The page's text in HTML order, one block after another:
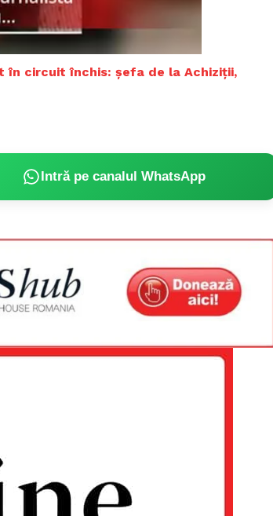
Proiecte editoriale
Rețea
Contact
în circuit închis: șefa de la Achiziții,
Intră pe canalul WhatsApp